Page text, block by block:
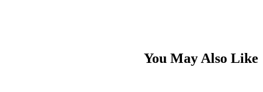
You May Also Like